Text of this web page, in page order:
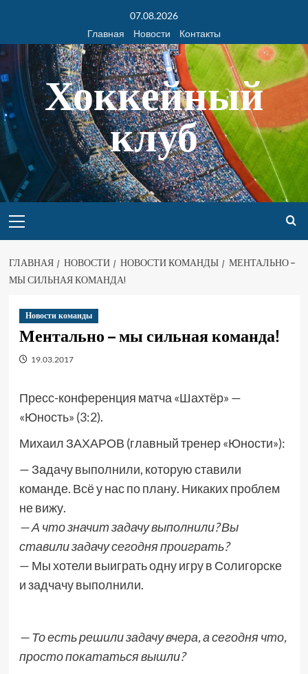
07.08.2026
Главная
Новости Контакты
Хоккейный
клуб
ГЛАВНАЯ НОВОСТИ НОВОСТИ КОМАНДЫ
МЕНТАЛЬНО –
МЫ СИЛЬНАЯ КОМАНДА!
Новости команды
Ментально – мы сильная команда!
19.03.2017
Пресс-конференция матча «Шахтёр» —
«Юность» (3:2).
Михаил ЗАХАРОВ (главный тренер «Юности»):
— Задачу выполнили, которую ставили
команде. Всё у нас по плану. Никаких проблем
не вижу.
— А что значит задачу выполнили? Вы
ставили задачу сегодня проиграть?
— Мы хотели выиграть одну игру в Солигорске
и задчачу выполнили.
— То есть решили задачу вчера, а сегодня что,
просто покататься вышли?